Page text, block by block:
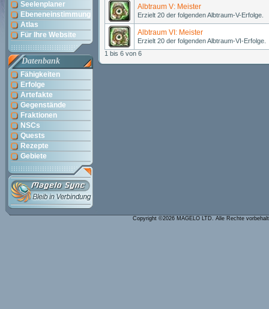
Seelenplaner
Ebeneneinstimmung
Atlas
Für Ihre Website
Datenbank
Fähigkeiten
Erfolge
Artefakte
Gegenstände
Fraktionen
NSCs
Quests
Rezepte
Gebiete
Albtraum V: Meister
Erzielt 20 der folgenden Albtraum-V-Erfolge.
Albtraum VI: Meister
Erzielt 20 der folgenden Albtraum-VI-Erfolge.
1 bis 6 von 6
Copyright ©2026 MAGELO LTD. Alle Rechte